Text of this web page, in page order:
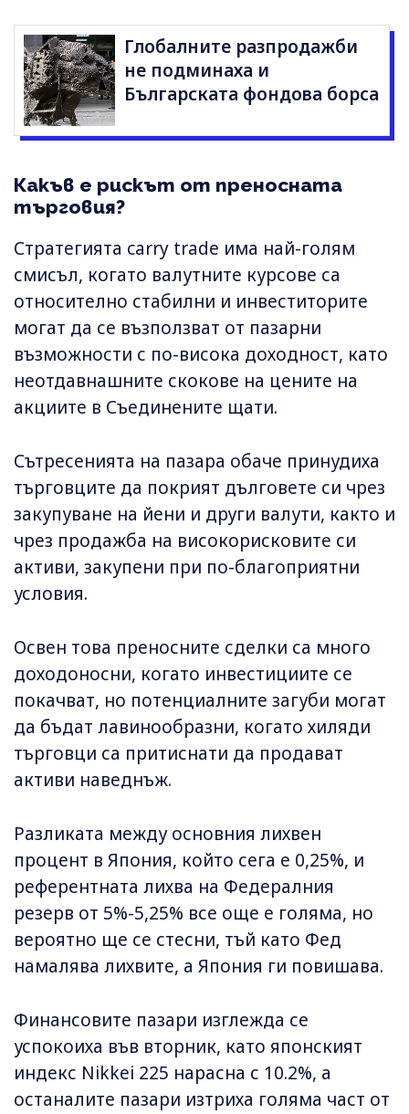
Глобалните разпродажби
не подминаха и
Българската фондова борса
Какъв е рискът от преносната
търговия?
Стратегията carry trade има най-голям
смисъл, когато валутните курсове са
относително стабилни и инвеститорите
могат да се възползват от пазарни
възможности с по-висока доходност, като
неотдавнашните скокове на цените на
акциите в Съединените щати.
Сътресенията на пазара обаче принудиха
търговците да покрият дълговете си чрез
закупуване на йени и други валути, както и
чрез продажба на високорисковите си
активи, закупени при по-благоприятни
условия.
Освен това преносните сделки са много
доходоносни, когато инвестициите се
покачват, но потенциалните загуби могат
да бъдат лавинообразни, когато хиляди
търговци са притиснати да продават
активи наведнъж.
Разликата между основния лихвен
процент в Япония, който сега е 0,25%, и
референтната лихва на Федералния
резерв от 5%-5,25% все още е голяма, но
вероятно ще се стесни, тъй като Фед
намалява лихвите, а Япония ги повишава.
Финансовите пазари изглежда се
успокоиха във вторник, като японският
индекс Nikkei 225 нарасна с 10.2%, а
останалите пазари изтриха голяма част от